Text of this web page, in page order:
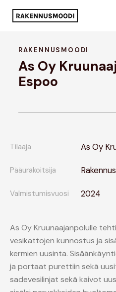
RAKENNUSMOODI
As Oy
Espoo
Tilaaja As Oy
Pääurakoitsija
Valmistumisvuosi 2024
As Oy Kruunaajanpolulle
vesikattojen kunnostus ja
kermien uusinta.
ja portaat purettiin sekä
sadevesilinjat sekä kaivot